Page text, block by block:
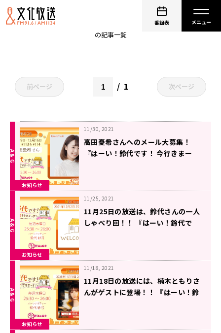
番組表
の記事一覧
前ページ 1 次ページ
お知らせ
11/30, 2021
高田憂希さんへのメール大募集！
『はーい！鈴代です！ 今行きまー
お知らせ
11/25, 2021
11月25日の放送は、鈴代さんの一人
しゃべり回！！ 『はーい！鈴代で
お知らせ
11/18, 2021
11月18日の放送には、楠木ともりさ
んがゲストに登場！！ 『はーい！鈴